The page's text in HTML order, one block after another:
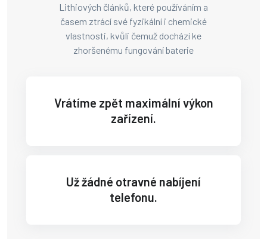
Lithiových článků, které používáním a
časem ztrácí své fyzikální i chemické
vlastnosti, kvůli čemuž dochází ke
zhoršenému fungování baterie
Vrátíme zpět maximální výkon
zařízení.
Už žádné otravné nabíjení
telefonu.